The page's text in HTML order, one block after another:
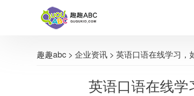
趣趣abc > 企业资讯 > 英语口语在线学习，
英语口语在线学